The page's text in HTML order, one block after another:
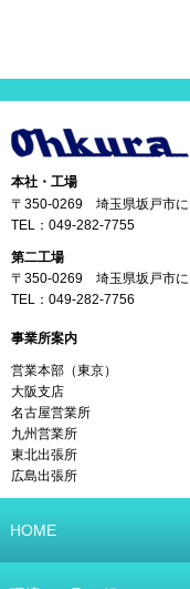
本社・工場
〒350-0269 埼玉県坂戸市に
TEL： 049-282-7755
第二工場
〒350-0269 埼玉県坂戸市に
TEL： 049-282-7756
事業所案内
営業本部（東京）
大阪支店
名古屋営業所
九州営業所
東北出張所
広島出張所
HOME